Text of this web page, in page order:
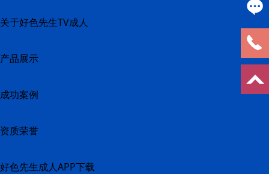
关于好色先生TV成人
产品展示
成功案例
资质荣誉
好色先生成人APP下载